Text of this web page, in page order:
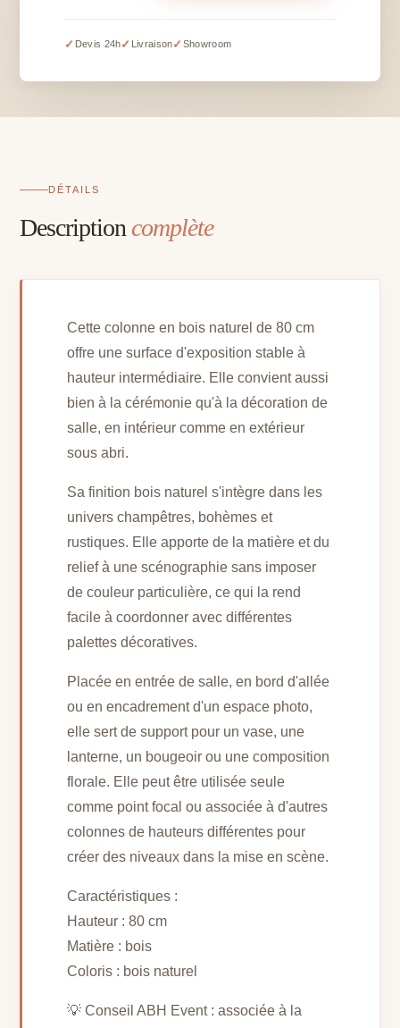
-
80
✓ Devis 24h✓ Livraison✓ Showroom
DÉTAILS
Description complète
Cette colonne en bois naturel de 80 cm
offre une surface d'exposition stable à
hauteur intermédiaire. Elle convient aussi
bien à la cérémonie qu'à la décoration de
salle, en intérieur comme en extérieur
sous abri.
Sa finition bois naturel s'intègre dans les
univers champêtres, bohèmes et
rustiques. Elle apporte de la matière et du
relief à une scénographie sans imposer
de couleur particulière, ce qui la rend
facile à coordonner avec différentes
palettes décoratives.
Placée en entrée de salle, en bord d'allée
ou en encadrement d'un espace photo,
elle sert de support pour un vase, une
lanterne, un bougeoir ou une composition
florale. Elle peut être utilisée seule
comme point focal ou associée à d'autres
colonnes de hauteurs différentes pour
créer des niveaux dans la mise en scène.
Caractéristiques :
Hauteur : 80 cm
Matière : bois
Coloris : bois naturel
💡 Conseil ABH Event : associée à la